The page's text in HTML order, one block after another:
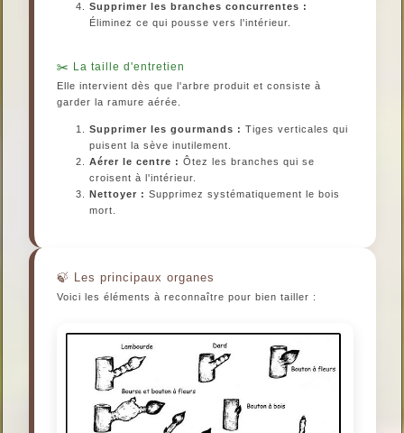
Supprimer les branches concurrentes :
Éliminez ce qui pousse vers l'intérieur.
La taille d'entretien
Elle intervient dès que l'arbre produit et consiste à
garder la ramure aérée.
Supprimer les gourmands : Tiges verticales qui
puisent la sève inutilement.
Aérer le centre : Ôtez les branches qui se
croisent à l'intérieur.
Nettoyer : Supprimez systématiquement le bois
mort.
Les principaux organes
Voici les éléments à reconnaître pour bien tailler :